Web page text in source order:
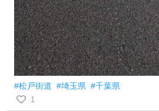
#松戸街道 #埼玉県 #千葉県
1